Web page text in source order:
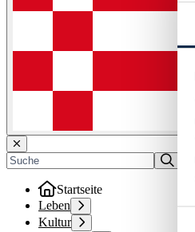
Startseite
Leben
Kultur